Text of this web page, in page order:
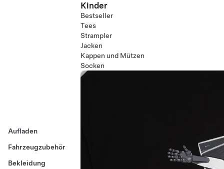
Aufladen
Fahrzeugzubehör
Bekleidung
Kinder
Bestseller
Tees
Strampler
Jacken
Kappen und Mützen
Socken